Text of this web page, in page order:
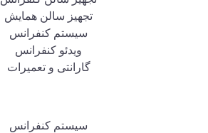
تجهیز سالن همایش
سیستم کنفرانس
ویدئو کنفرانس
گارانتی و تعمیرات
سیستم کنفرانس